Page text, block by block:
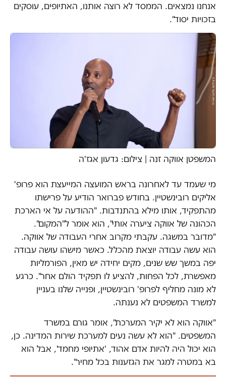
אנחנו נמצאים. הממסד לא רוצה אותנו, האתיופים, עוסקים
בזכויות יסוד".
המשפטן אווקה זנה | צילום: גדעון אגז'ה
מי שעמד עד לאחרונה בראש המועצה המייעצת הוא פרופ'
אליקים רובינשטיין. בחודש פברואר הודיע על פרישתו
מהתפקיד, אותו מילא בהתנדבות. "ההודעה על אי הארכת
הכהונה של אווקה ציערה אותי", הוא אומר ל"המקום".
"מדובר במשגה. עקבתי מקרוב אחרי העבודה של אווקה.
הוא עשה עבודה יוצאת מהכלל. כאשר מישהו עושה עבודה
יפה במשך שש שנים, מקים יחידה יש מאין, הפורמליות
מאפשרת, לכל הפחות, להציע לו תפקיד הולם אחר". כרגע
לא מונה מחליף לפרופ' רובינשטיין, ופנייה שלנו בעניין
למשרד המשפטים לא נענתה.
"אווקה הוא לא יקיר המערכת", אומר גורם במשרד
המשפטים. "הוא לא עשה נעים למערכת שירות המדינה. כן,
הוא יכול היה להיות אדם אהוד, 'אתיופי מחמד', אבל הוא
בא במטרה למגר את הגזענות בכל מחיר".